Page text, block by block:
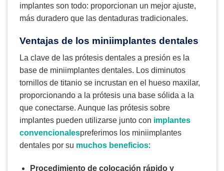
implantes son todo: proporcionan un mejor ajuste,
más duradero que las dentaduras tradicionales.
Ventajas de los miniimplantes dentales
La clave de las prótesis dentales a presión es la
base de miniimplantes dentales. Los diminutos
tornillos de titanio se incrustan en el hueso maxilar,
proporcionando a la prótesis una base sólida a la
que conectarse. Aunque las prótesis sobre
implantes pueden utilizarse junto con implantes
convencionalespreferimos los miniimplantes
dentales por su muchos beneficios:
Procedimiento de colocación rápido y